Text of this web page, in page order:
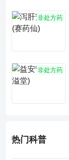
非处方药
非处方药
热门科普